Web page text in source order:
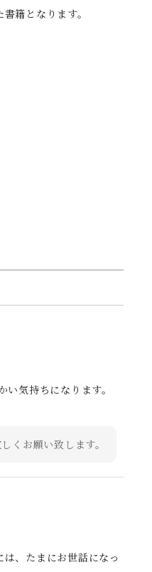
籍となります。
気持ちになります。
くお願い致します。
、たまにお世話になっ